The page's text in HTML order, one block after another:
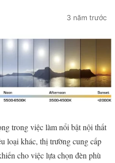
3 năm trước
trong việc làm nổi bật nội thất
loại khác, thị trường cung cấp
cho việc lựa chọn đèn phù